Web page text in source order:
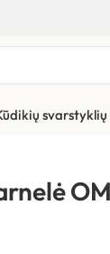
svarstyklių